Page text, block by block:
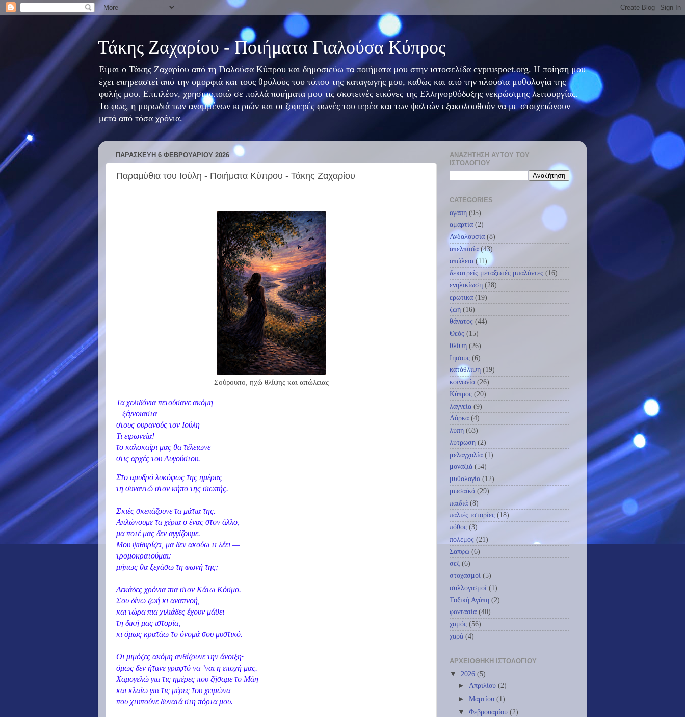
Τάκης Ζαχαρίου - Ποιήματα Γιαλούσα Κύπρος
Είμαι ο Τάκης Ζαχαρίου από τη Γιαλούσα Κύπρου και δημοσιεύω τα ποιήματα μου στην ιστοσελίδα cypruspoet.org. Η ποίηση μου
έχει επηρεαστεί από την ομορφιά και τους θρύλους του τόπου της καταγωγής μου, καθώς και από την πλούσια μυθολογία της
φυλής μου. Επιπλέον, χρησιμοποιώ σε πολλά ποιήματα μου τις σκοτεινές εικόνες της Ελληνορθόδοξης νεκρώσιμης λειτουργίας.
Το φως, η μυρωδιά των αναμμένων κεριών και οι ζοφερές φωνές του ιερέα και των ψαλτών εξακολουθούν να με στοιχειώνουν
μετά από τόσα χρόνια.
ΠΑΡΑΣΚΕΥΉ 6 ΦΕΒΡΟΥΑΡΊΟΥ 2026
Παραμύθια του Ιούλη - Ποιήματα Κύπρου - Τάκης Ζαχαρίου
Σούρουπο, ηχώ θλίψης και απώλειας
Τα χελιδόνια πετούσανε ακόμη
ξέγνοιαστα
στους ουρανούς τον Ιούλη—
Τι ειρωνεία!
το καλοκαίρι μας θα τέλειωνε
στις αρχές του Αυγούστου.
Στο αμυδρό λυκόφως της ημέρας
τη συναντώ στον κήπο της σιωπής.
Σκιές σκεπάζουνε τα μάτια της.
Απλώνουμε τα χέρια ο ένας στον άλλο,
μα ποτέ μας δεν αγγίζουμε.
Μου ψιθυρίζει, μα δεν ακούω τι λέει —
τρομοκρατούμαι:
μήπως θα ξεχάσω τη φωνή της;
Δεκάδες χρόνια πια στον Κάτω Κόσμο.
Σου δίνω ζωή κι αναπνοή,
και τώρα πια χιλιάδες έχουν μάθει
τη δική μας ιστορία,
κι όμως κρατάω το όνομά σου μυστικό.
Οι μιμόζες ακόμη ανθίζουνε την άνοιξη·
όμως δεν ήτανε γραφτό να ’ναι η εποχή μας.
Χαμογελώ για τις ημέρες που ζήσαμε το Μάη
και κλαίω για τις μέρες του χειμώνα
που χτυπούνε δυνατά στη πόρτα μου.
ΑΝΑΖΉΤΗΣΗ ΑΥΤΟΎ ΤΟΥ
ΙΣΤΟΛΟΓΊΟΥ
CATEGORIES
αγάπη (95)
αμαρτία (2)
Ανδαλουσία (8)
απελπισία (43)
απώλεια (11)
δεκατρείς μεταξωτές μπαλάντες (16)
ενηλικίωση (28)
ερωτικά (19)
ζωή (16)
θάνατος (44)
Θεός (15)
θλίψη (26)
Ιησους (6)
κατάθλιψη (19)
κοινωνία (26)
Κύπρος (20)
λαγνεία (9)
Λόρκα (4)
λύπη (63)
λύτρωση (2)
μελαγχολία (1)
μοναξιά (54)
μυθολογία (12)
μωσαϊκά (29)
παιδιά (8)
παλιές ιστορίες (18)
πόθος (3)
πόλεμος (21)
Σαπφώ (6)
σεξ (6)
στοχασμοί (5)
συλλογισμοί (1)
Τοξική Αγάπη (2)
φαντασία (40)
χαμός (56)
χαρά (4)
ΑΡΧΕΙΟΘΉΚΗ ΙΣΤΟΛΟΓΊΟΥ
▼ 2026 (5)
► Απριλίου(2)
►Μαρτίου(1)
▼Φεβρουαρίου(2)